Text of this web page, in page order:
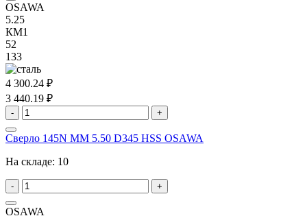
OSAWA
5.25
КМ1
52
133
4 300.24 ₽
3 440.19 ₽
- +
Сверло 145N MM 5.50 D345 HSS OSAWA
На складе: 10
- +
OSAWA